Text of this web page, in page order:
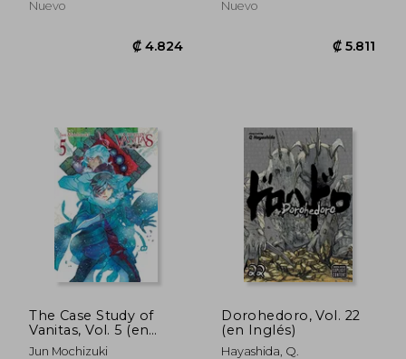
₡ 4.824
Nuevo
Nuevo
The Case Study of
Vanitas, Vol. 5 (en
Inglés)
Jun Mochizuki
Dorohedoro, Vol. 22
(en Inglés)
Hayashida, Q.